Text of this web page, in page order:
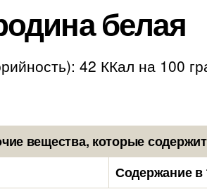
белая
42 ККал на 100
вещества, которые
Содержание в